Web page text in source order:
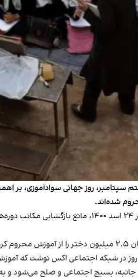
روز جهانی سوادآموزی، بر
شده‌اند.
روز جهانی سوادآموزی درحالی فرا می‌رسد که طالبان
روز در شبکه اجتماعی اکس نوشت که
بسیج اجتماعی و صلح می‌شود و به